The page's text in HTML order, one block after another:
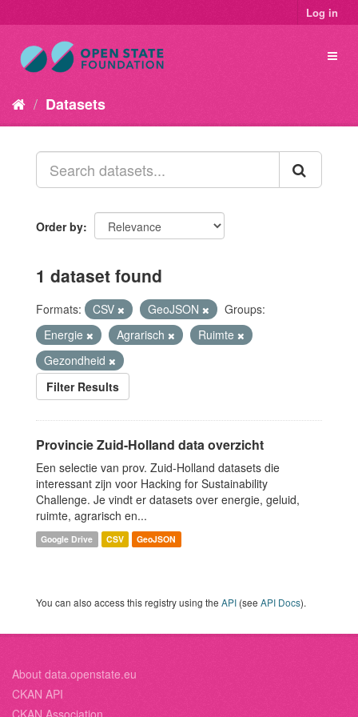
Log in
Datasets
Order by
1 dataset found
Formats: CSV GeoJSON
Groups:
Energie
Agrarisch
Ruimte
Gezondheid
Filter Results
Provincie Zuid-Holland data overzicht
Een selectie van prov. Zuid-Holland datasets die
interessant zijn voor Hacking for Sustainability
Challenge. Je vindt er datasets over energie, geluid,
ruimte, agrarisch en...
Google Drive CSV GeoJSON
You can also access this registry using the API (see API Docs).
About data.openstate.eu
CKAN API
CKAN Association